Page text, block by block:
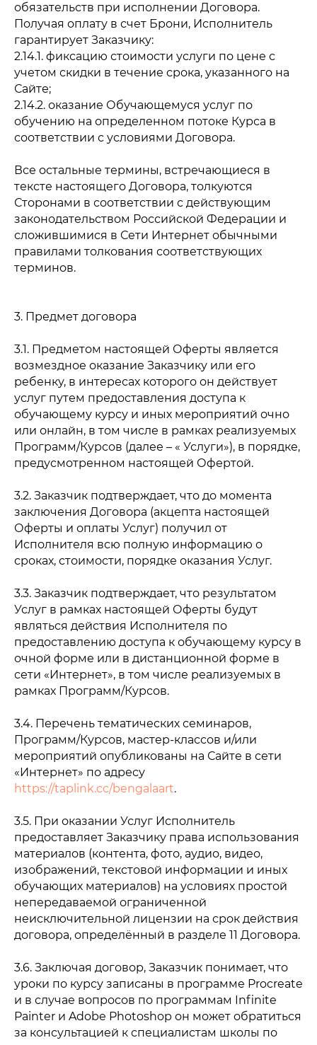
обязательств при исполнении Договора.
Получая оплату в счет Брони, Исполнитель
гарантирует Заказчику:
2.14.1. фиксацию стоимости услуги по цене с
учетом скидки в течение срока, указанного на
Сайте;
2.14.2. оказание Обучающемуся услуг по
обучению на определенном потоке Курса в
соответствии с условиями Договора.
Все остальные термины, встречающиеся в
тексте настоящего Договора, толкуются
Сторонами в соответствии с действующим
законодательством Российской Федерации и
сложившимися в Сети Интернет обычными
правилами толкования соответствующих
терминов.
3. Предмет договора
3.1. Предметом настоящей Оферты является
возмездное оказание Заказчику или его
ребенку, в интересах которого он действует
услуг путем предоставления доступа к
обучающему курсу и иных мероприятий очно
или онлайн, в том числе в рамках реализуемых
Программ/Курсов (далее – « Услуги»), в порядке,
предусмотренном настоящей Офертой.
3.2. Заказчик подтверждает, что до момента
заключения Договора (акцепта настоящей
Оферты и оплаты Услуг) получил от
Исполнителя всю полную информацию о
сроках, стоимости, порядке оказания Услуг.
3.3. Заказчик подтверждает, что результатом
Услуг в рамках настоящей Оферты будут
являться действия Исполнителя по
предоставлению доступа к обучающему курсу в
очной форме или в дистанционной форме в
сети «Интернет», в том числе реализуемых в
рамках Программ/Курсов.
3.4. Перечень тематических семинаров,
Программ/Курсов, мастер-классов и/или
мероприятий опубликованы на Сайте в сети
«Интернет» по адресу
https://taplink.cc/bengalaart.
3.5. При оказании Услуг Исполнитель
предоставляет Заказчику права использования
материалов (контента, фото, аудио, видео,
изображений, текстовой информации и иных
обучающих материалов) на условиях простой
непередаваемой ограниченной
неисключительной лицензии на срок действия
договора, определённый в разделе 11 Договора.
3.6. Заключая договор, Заказчик понимает, что
уроки по курсу записаны в программе Procreate
и в случае вопросов по программам Infinite
Painter и Adobe Photoshop он может обратиться
за консультацией к специалистам школы по